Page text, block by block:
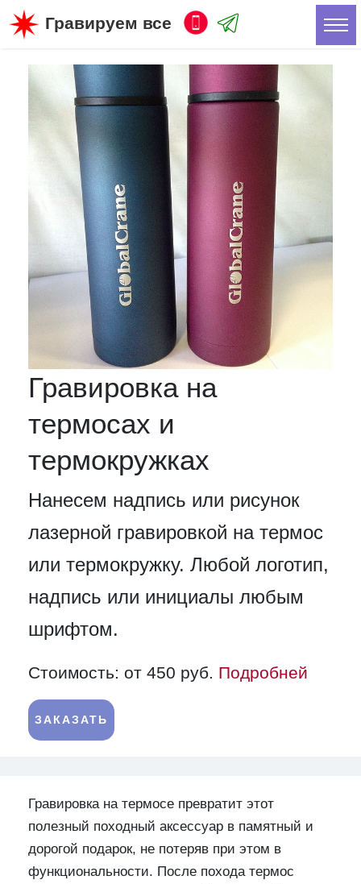
Гравируем все
Гравировка на
термосах и
термокружках
Нанесем надпись или рисунок
лазерной гравировкой на термос
или термокружку. Любой логотип,
надпись или инициалы любым
шрифтом.
Стоимость: от 450 руб. Подробней
ЗАКАЗАТЬ
Гравировка на термосе превратит этот
полезный походный аксессуар в памятный и
дорогой подарок, не потеряв при этом в
функциональности. После похода термос